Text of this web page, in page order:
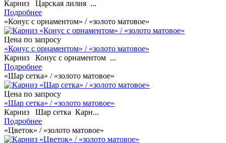
Карниз Царская лилия ...
Подробнее
«Конус с орнаментом» / «золото матовое»
Цена по запросу
«Конус с орнаментом» / «золото матовое»
Карниз Конус с орнаментом ...
Подробнее
«Шар сетка» / «золото матовое»
Цена по запросу
«Шар сетка» / «золото матовое»
Карниз Шар сетка Карн...
Подробнее
«Цветок» / «золото матовое»